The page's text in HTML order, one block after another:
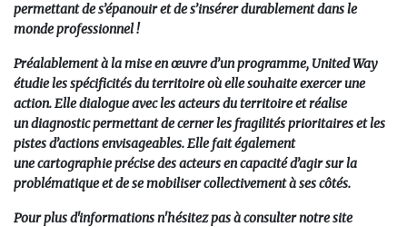
permettant de s’épanouir et de s’insérer durablement dans le
monde professionnel !
Préalablement à la mise en œuvre d’un programme, United Way
étudie les spécificités du territoire où elle souhaite exercer une
action. Elle dialogue avec les acteurs du territoire et réalise
undiagnosticpermettant de cerner les fragilités prioritaires et les
pistes d’actions envisageables. Elle fait également
unecartographieprécise des acteurs en capacité d’agir sur la
problématique et de se mobiliser collectivement à ses côtés.
Pour plus d'informations n'hésitez pas à consulter notre site